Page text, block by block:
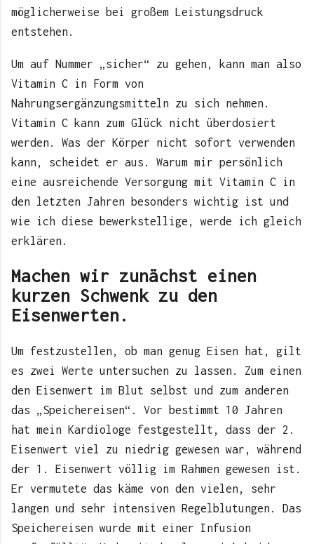
möglicherweise bei großem Leistungsdruck
entstehen.
Um auf Nummer „sicher“ zu gehen, kann man also
Vitamin C in Form von
Nahrungsergänzungsmitteln zu sich nehmen.
Vitamin C kann zum Glück nicht überdosiert
werden. Was der Körper nicht sofort verwenden
kann, scheidet er aus. Warum mir persönlich
eine ausreichende Versorgung mit Vitamin C in
den letzten Jahren besonders wichtig ist und
wie ich diese bewerkstellige, werde ich gleich
erklären.
Machen wir zunächst einen
kurzen Schwenk zu den
Eisenwerten.
Um festzustellen, ob man genug Eisen hat, gilt
es zwei Werte untersuchen zu lassen. Zum einen
den Eisenwert im Blut selbst und zum anderen
das „Speichereisen“. Vor bestimmt 10 Jahren
hat mein Kardiologe festgestellt, dass der 2.
Eisenwert viel zu niedrig gewesen war, während
der 1. Eisenwert völlig im Rahmen gewesen ist.
Er vermutete das käme von den vielen, sehr
langen und sehr intensiven Regelblutungen. Das
Speichereisen wurde mit einer Infusion